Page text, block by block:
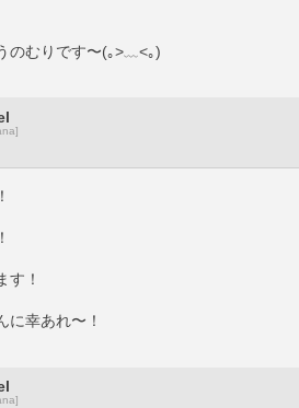
のむりです〜(｡>﹏<｡)
す！
に幸あれ〜！